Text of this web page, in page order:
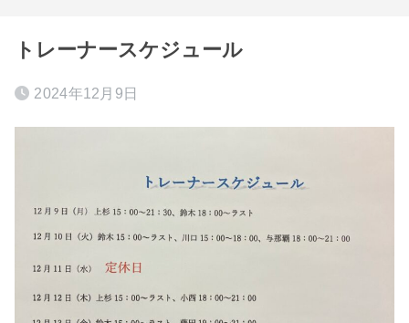
トレーナースケジュール
2024年12月9日